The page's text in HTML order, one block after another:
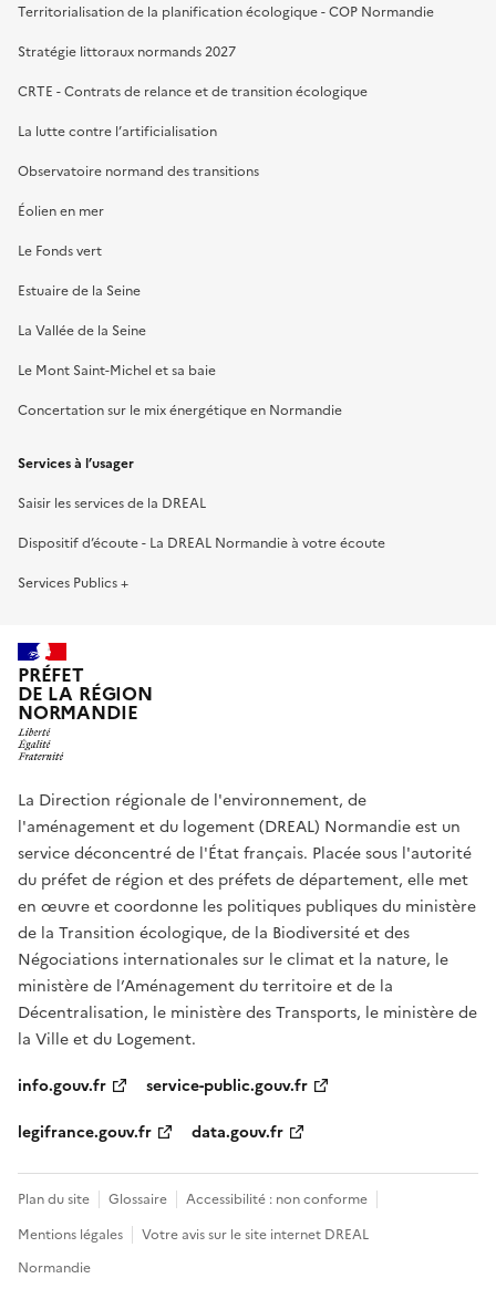
Territorialisation de la planification écologique - COP Normandie
Stratégie littoraux normands 2027
CRTE - Contrats de relance et de transition écologique
La lutte contre l’artificialisation
Observatoire normand des transitions
Éolien en mer
Le Fonds vert
Estuaire de la Seine
La Vallée de la Seine
Le Mont Saint-Michel et sa baie
Concertation sur le mix énergétique en Normandie
Services à l’usager
Saisir les services de la DREAL
Dispositif d’écoute - La DREAL Normandie à votre écoute
Services Publics +
PRÉFET
DE LA RÉGION
NORMANDIE
La Direction régionale de l'environnement, de
l'aménagement et du logement (DREAL) Normandie est un
service déconcentré de l'État français. Placée sous l'autorité
du préfet de région et des préfets de département, elle met
en œuvre et coordonne les politiques publiques du ministère
de la Transition écologique, de la Biodiversité et des
Négociations internationales sur le climat et la nature, le
ministère de l’Aménagement du territoire et de la
Décentralisation, le ministère des Transports, le ministère de
la Ville et du Logement.
info.gouv.fr
service-public.gouv.fr
legifrance.gouv.fr
data.gouv.fr
Plan du site Glossaire
Accessibilité : non conforme
Mentions légales
Votre avis sur le site internet DREAL
Normandie